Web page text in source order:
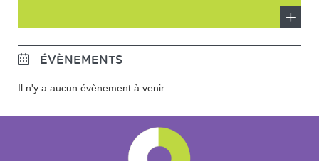
plus
savoir
ÉVÈNEMENTS
Il n'y a aucun évènement à venir.